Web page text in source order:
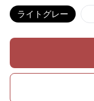
ライトグレー